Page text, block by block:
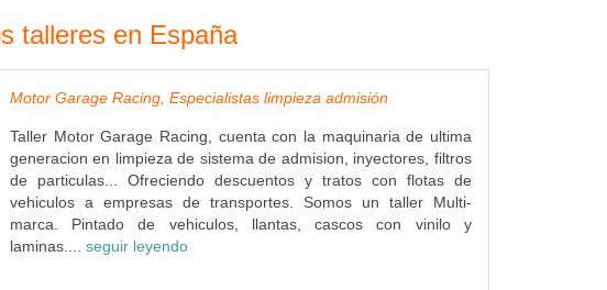
talleres en España
Motor Garage Racing, Especialistas limpieza admisión
Taller Motor Garage Racing, cuenta con la maquinaria de ultima
generacion en limpieza de sistema de admision, inyectores, filtros
de particulas... Ofreciendo descuentos y tratos con flotas de
vehiculos a empresas de transportes. Somos un taller Multi-
marca. Pintado de vehiculos, llantas, cascos con vinilo y
laminas.... seguir leyendo